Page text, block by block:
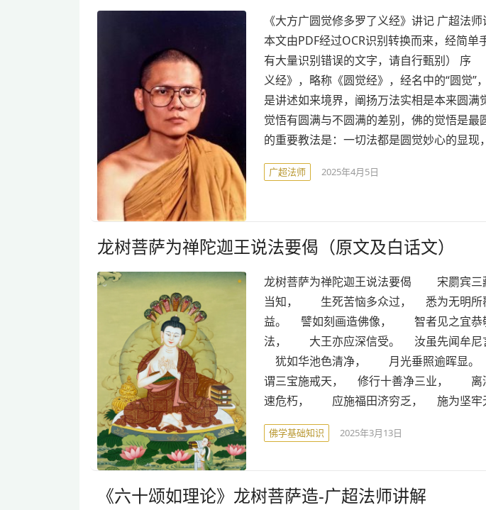
《大方广圆觉修多罗了义经》讲记 广超法师
本文由PDF经过OCR识别转换而来，经简单
有大量识别错误的文字，请自行甄别） 序
义经》，略称《圆觉经》，经名中的“圆觉”
是讲述如来境界，阐扬万法实相是本来圆满
觉悟有圆满与不圆满的差别，佛的觉悟是最
的重要教法是：一切法都是圆觉妙心的显现
广超法师 2025年4月5日
龙树菩萨为禅陀迦王说法要偈（原文及白话文）
龙树菩萨为禅陀迦王说法要偈 宋罽宾三
当知， 生死苦恼多众过， 悉为无明
益。 譬如刻画造佛像， 智者见之宜恭
法， 大王亦应深信受。 汝虽先闻牟尼
犹如华池色清净， 月光垂照逾晖显
谓三宝施戒天， 修行十善净三业， 离
速危朽， 应施福田济穷乏， 施为坚
佛学基础知识 2025年3月13日
《六十颂如理论》龙树菩萨造-广超法师讲解